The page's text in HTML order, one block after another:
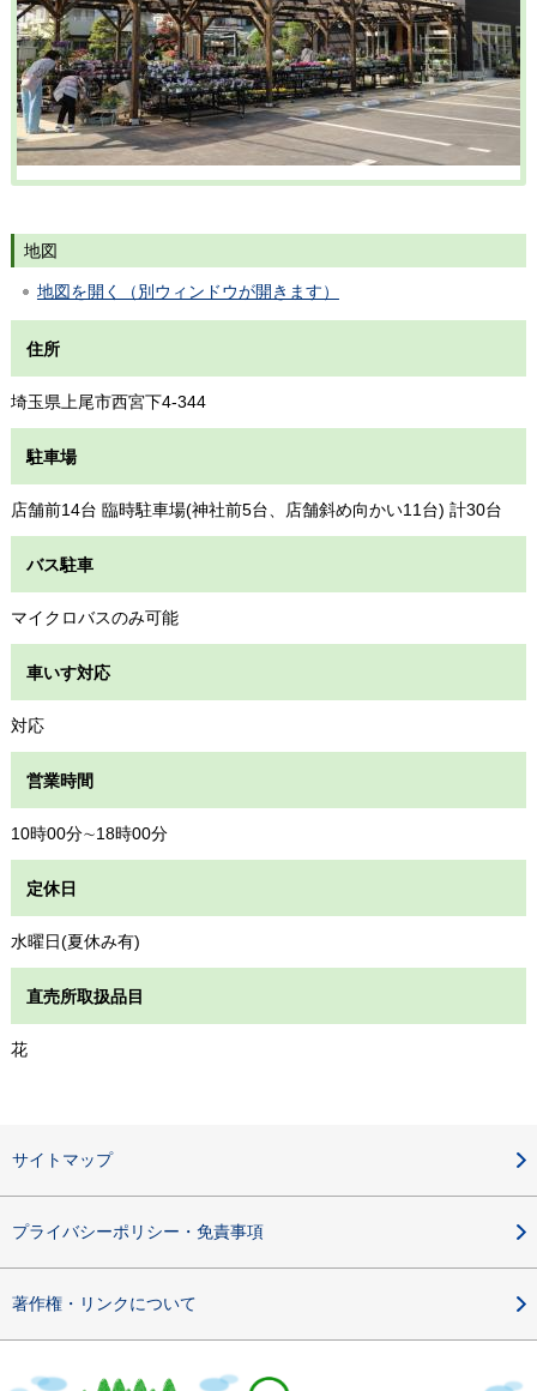
地図
地図を開く（別ウィンドウが開きます）
住所
埼玉県上尾市西宮下4-344
駐車場
店舗前14台 臨時駐車場(神社前5台、店舗斜め向かい11台) 計30台
バス駐車
マイクロバスのみ可能
車いす対応
対応
営業時間
10時00分∼18時00分
定休日
水曜日(夏休み有)
直売所取扱品目
花
サイトマップ
プライバシーポリシー・免責事項
著作権・リンクについて